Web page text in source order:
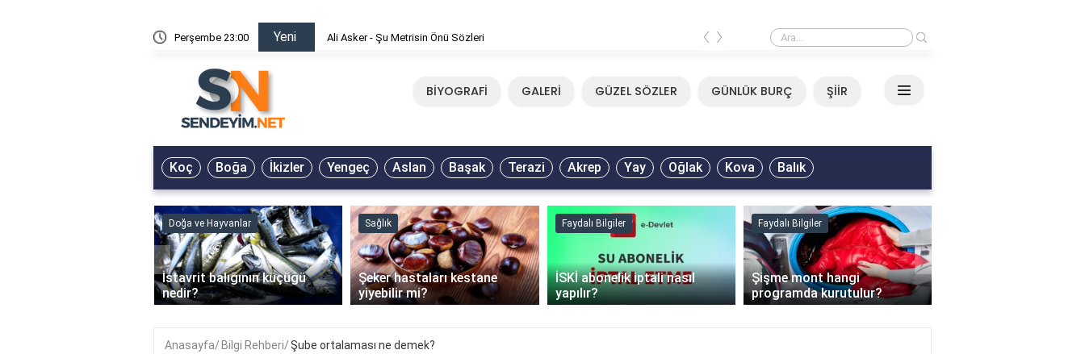
Perşembe 23:00 Yeni Ali Asker - Şu Metrisin Önü Sözleri Mirkelam - Tavla Sözleri
‹ ›
BİYOGRAFİ GALERİ GÜZEL SÖZLER GÜNLÜK BURÇ ŞİİR
Koç Boğa İkizler Yengeç Aslan Başak Terazi Akrep Yay Oğlak Kova Balık
Doğa ve Hayvanlar
İstavrit balığının küçüğü
nedir?
Sağlık
Şeker hastaları kestane
yiyebilir mi?
Faydalı Bilgiler
İSKİ abonelik iptali nasıl
yapılır?
Faydalı Bilgiler
Şişme mont hangi
programda kurutulur?
‹ ›
Anasayfa Bilgi Rehberi Şube ortalaması ne demek?